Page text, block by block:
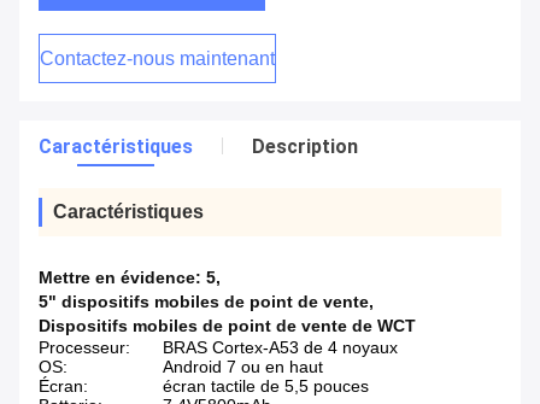
Contactez-nous maintenant
Caractéristiques Description
Caractéristiques
Mettre en évidence: 5,
5" dispositifs mobiles de point de vente,
Dispositifs mobiles de point de vente de WCT
Processeur:
BRAS Cortex-A53 de 4 noyaux
OS:
Android 7 ou en haut
Écran:
écran tactile de 5,5 pouces